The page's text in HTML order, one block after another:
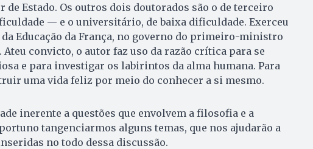
de Estado. Os outros dois doutorados são o de terceiro
— e o universitário, de baixa dificuldade. Exerceu
Educação da França, no governo do primeiro-ministro
Ateu convicto, o autor faz uso da razão crítica para se
e para investigar os labirintos da alma humana. Para
uma vida feliz por meio do conhecer a si mesmo.
inerente a questões que envolvem a filosofia e a
tangenciarmos alguns temas, que nos ajudarão a
no todo dessa discussão.